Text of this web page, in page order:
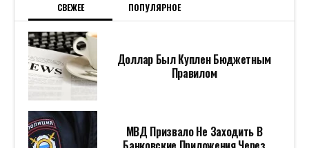
СВЕЖЕЕ ПОПУЛЯРНОЕ
Доллар Был Куплен Бюджетным
Правилом
МВД Призвало Не Заходить В